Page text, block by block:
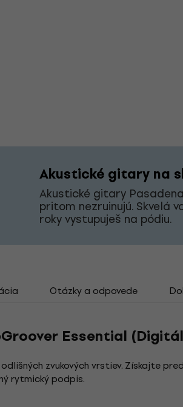
Akustické gitary na
Akustické gitary
pritom nezruinujú. Skvelá
roky vystupuješ na pódiu.
Otázky a odpovede
Essential
zvukových vrstiev. Získajte
rytmický podpis.